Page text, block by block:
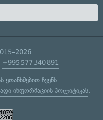
+995 577 340 891
ეთანხმებით ჩვენს
ინფორმაციის პოლიტიკას.